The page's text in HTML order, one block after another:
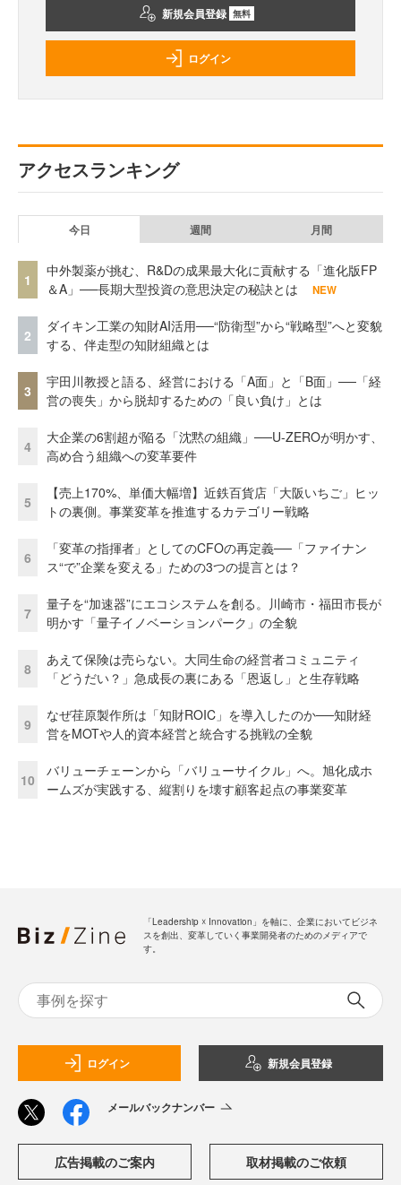
新規会員登録 無料
ログイン
アクセスランキング
今日 週間 月間
1
中外製薬が挑む、R&Dの成果最大化に貢献する「進化版FP
＆A」──長期大型投資の意思決定の秘訣とは
NEW
2
ダイキン工業の知財AI活用──“防衛型”から“戦略型”へと変貌
する、伴走型の知財組織とは
3
宇田川教授と語る、経営における「A面」と「B面」──「経
営の喪失」から脱却するための「良い負け」とは
4
大企業の6割超が陥る「沈黙の組織」──U-ZEROが明かす、
高め合う組織への変革要件
5
【売上170%、単価大幅増】近鉄百貨店「大阪いちご」ヒッ
トの裏側。事業変革を推進するカテゴリー戦略
6
「変革の指揮者」としてのCFOの再定義──「ファイナン
ス“で”企業を変える」ための3つの提言とは？
7
量子を“加速器”にエコシステムを創る。川崎市・福田市長が
明かす「量子イノベーションパーク」の全貌
8
あえて保険は売らない。大同生命の経営者コミュニティ
「どうだい？」急成長の裏にある「恩返し」と生存戦略
9
なぜ荏原製作所は「知財ROIC」を導入したのか──知財経
営をMOTや人的資本経営と統合する挑戦の全貌
10
バリューチェーンから「バリューサイクル」へ。旭化成ホ
ームズが実践する、縦割りを壊す顧客起点の事業変革
「Leadership ☓ Innovation」を軸に、企業においてビジネ
スを創出、変革していく事業開発者のためのメディアで
す。
ログイン 新規会員登録
メールバックナンバー
広告掲載のご案内 取材掲載のご依頼